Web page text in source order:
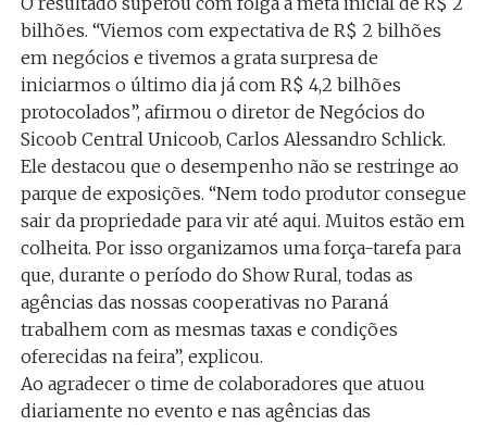
bilhões. “Viemos com expectativa de R$ 2 bilhões
em negócios e tivemos a grata surpresa de
iniciarmos o último dia já com R$ 4,2 bilhões
protocolados”, afirmou o diretor de Negócios do
Sicoob Central Unicoob, Carlos Alessandro Schlick.
Ele destacou que o desempenho não se restringe ao
parque de exposições. “Nem todo produtor consegue
sair da propriedade para vir até aqui. Muitos estão em
colheita. Por isso organizamos uma força-tarefa para
que, durante o período do Show Rural, todas as
agências das nossas cooperativas no Paraná
trabalhem com as mesmas taxas e condições
oferecidas na feira”, explicou.
Ao agradecer o time de colaboradores que atuou
diariamente no evento e nas agências das